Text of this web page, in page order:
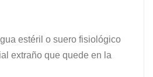
estéril o suero fisiológico
extraño que quede en la